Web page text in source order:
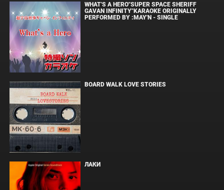
WHAT'S A HERO"SUPER SPACE SHERIFF
GAVAN INFINITY"KARAOKE ORIGINALLY
PERFORMED BY :MAY'N - SINGLE
BOARD WALK LOVE STORIES
ЛАКИ